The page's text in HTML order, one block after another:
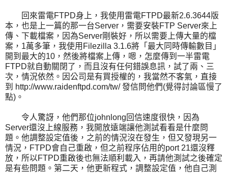
回來雷電FTPD身上，我使用雷電FTPD最新2.6.3644版
本，也是上一篇的那一台Server，需要安裝FTP Server來上
傳、下載檔案，因為Server剛裝好，所以需要上傳大量的檔
案，1萬多筆，我使用Filezilla 3.1.6將「最大同時傳輸數目」
開到最大的10，然後將檔案上傳，嗯，怎麼傳到一半雷電
FTPD就自動關閉了，而且沒有任何錯誤息訊，試了兩、三
次，情況依然。因公司是有買授權的，我當然不客氣，直接
到 http://www.raidenftpd.com/tw/ 發信問他們(覺得討論區慢了
點)。
令人驚訝，他們那位johnlong回信速度很快，因為
Server還沒上線服務，我開放遠端讓他測試看看是什麼問
題。他調整設定值後，之前的情況沒在發生，但又發現另一
情況，FTPD會自己重啟，但之前程序佔用的port 21還沒釋
放，所以FTPD重啟後也無法順利載入，再請他測試之後確定
是有些問題。第二天，他更新程式，調整設定值，他自己測